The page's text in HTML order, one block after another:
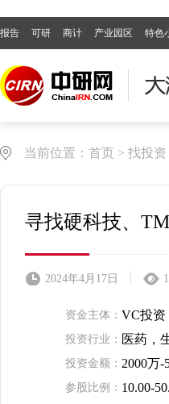
报告 可研 商计 产业园区 特色
当前位置： 首页 > 找投资
寻找硬科技、
2024年4月17日
资金主体： VC投资
投资行业： 医药，
投资金额： 2000万-
参股比例： 10.00-